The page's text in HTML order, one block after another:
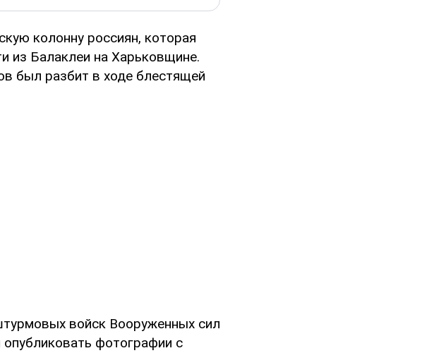
колонну россиян, которая
из Балаклеи на Харьковщине.
был разбит в ходе блестящей
войск Вооруженных сил
фотографии с